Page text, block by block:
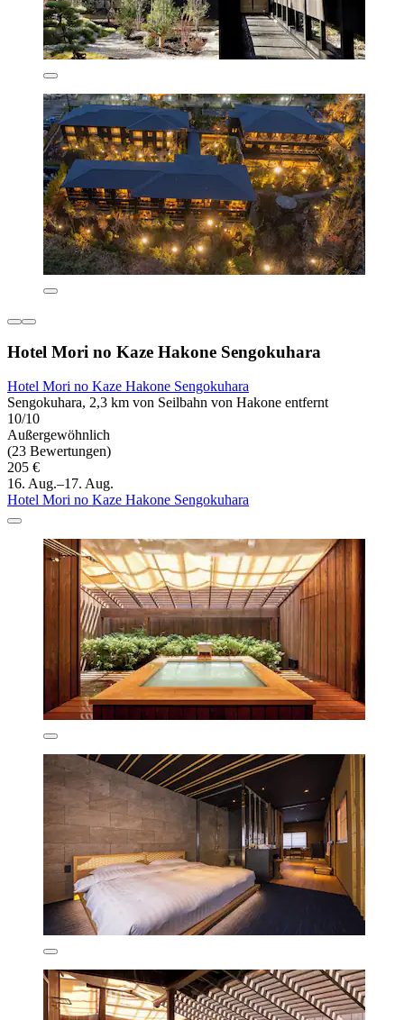
Hotel Mori no Kaze Hakone Sengokuhara
Hotel Mori no Kaze Hakone Sengokuhara
Sengokuhara, 2,3 km von Seilbahn von Hakone entfernt
10/10
Außergewöhnlich
(23 Bewertungen)
205 €
16. Aug.–17. Aug.
Hotel Mori no Kaze Hakone Sengokuhara